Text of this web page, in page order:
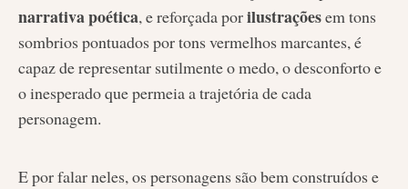
narrativa poética, e reforçada porilustraçõesem tons
sombrios pontuados por tons vermelhos marcantes, é
capaz de representar sutilmente o medo, o desconforto e
o inesperado que permeia a trajetória de cada
personagem.
E por falar neles, os personagens são bem construídos e